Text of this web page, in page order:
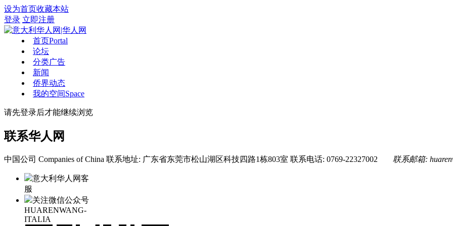
设为首页收藏本站
登录 立即注册
首页Portal
论坛
分类广告
新闻
侨界动态
我的空间Space
请先登录后才能继续浏览
联系华人网
中国公司 Companies of China 联系地址: 广东省东莞市松山湖区科技四路1栋803室 联系电话: 0769-22327002 联系邮箱:
意大利华人网客
服
关注微信公众号
HUARENWANG-
ITALIA